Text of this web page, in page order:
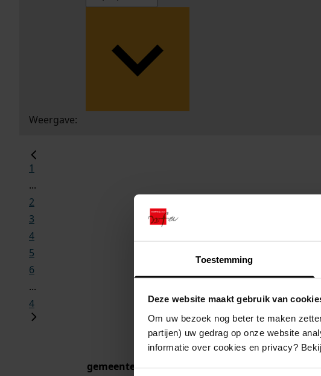
Toestemming
Deze website maakt gebruik van
Om uw bezoek nog beter te maken
partijen) uw gedrag op onze website
informatie over cookies en privacy?
Weergave:
1
...
2
3
4
5
6
...
4
gemeente